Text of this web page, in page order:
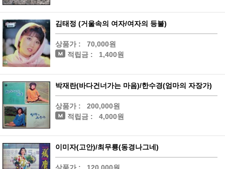
김태정 (거울속의 여자/여자의 등불)
상품가 :
70,000원
적립금 :
1,400원
박재란(바다건너가는 마음)/한수경(엄마의 자장가)
상품가 :
200,000원
적립금 :
4,000원
이미자(고안)/최무룡(동경나그네)